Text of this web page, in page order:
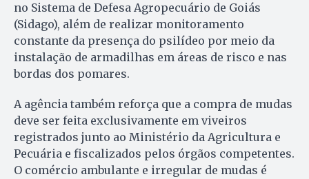
no Sistema de Defesa Agropecuário de Goiás
(Sidago), além de realizar monitoramento
constante da presença do psilídeo por meio da
instalação de armadilhas em áreas de risco e nas
bordas dos pomares.
A agência também reforça que a compra de mudas
deve ser feita exclusivamente em viveiros
registrados junto ao Ministério da Agricultura e
Pecuária e fiscalizados pelos órgãos competentes.
O comércio ambulante e irregular de mudas é